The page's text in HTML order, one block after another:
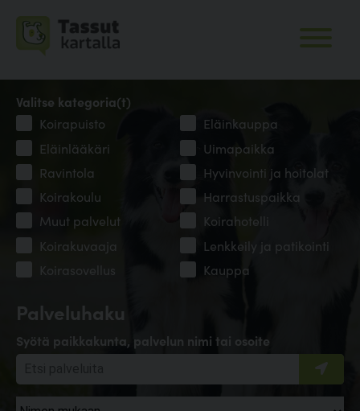
Palveluhaku
Syötä paikkakunta, palvelun nimi tai osoite
Valitse kategoria(t)
Koirapuisto
Eläinkauppa
Eläinlääkäri
Uimapaikka
Ravintola
Hyvinvointi ja hoitolat
Koirakoulu
Harrastuspaikka
Muut palvelut
Koirahotelli
Koirakuvaaja
Lenkkeily ja patikointi
Koirasovellus
Kauppa